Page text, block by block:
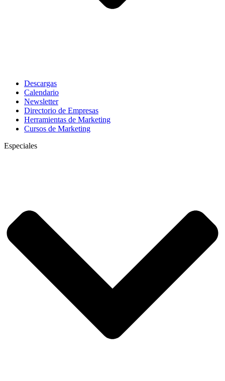
Descargas
Calendario
Newsletter
Directorio de Empresas
Herramientas de Marketing
Cursos de Marketing
Especiales